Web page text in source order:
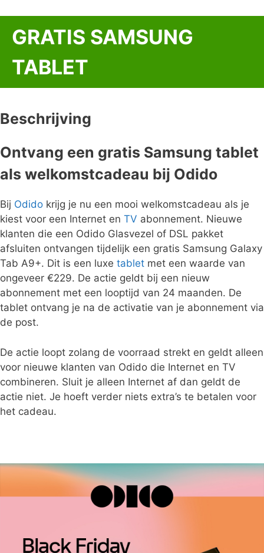
€219.00.€0.00.
GRATIS SAMSUNG
TABLET
Beschrijving
Ontvang een gratis Samsung tablet
als welkomstcadeau bij Odido
Bij Odido krijg je nu een mooi welkomstcadeau als je
kiest voor een Internet en TV abonnement. Nieuwe
klanten die een Odido Glasvezel of DSL pakket
afsluiten ontvangen tijdelijk een gratis Samsung Galaxy
Tab A9+. Dit is een luxe tablet met een waarde van
ongeveer €229. De actie geldt bij een nieuw
abonnement met een looptijd van 24 maanden. De
tablet ontvang je na de activatie van je abonnement via
de post.
De actie loopt zolang de voorraad strekt en geldt alleen
voor nieuwe klanten van Odido die Internet en TV
combineren. Sluit je alleen Internet af dan geldt de
actie niet. Je hoeft verder niets extra’s te betalen voor
het cadeau.